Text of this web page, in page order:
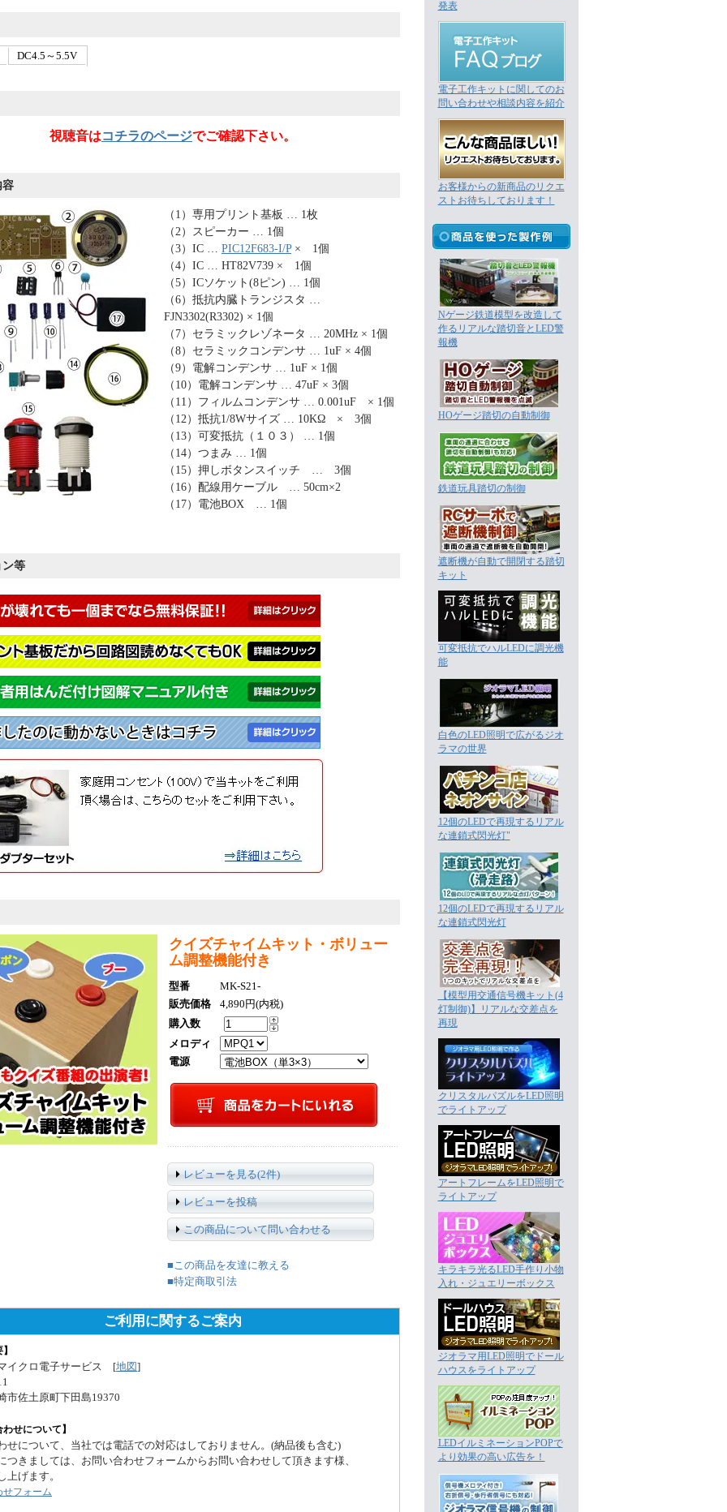
DC4.5～5.5V
視聴音はコチラのページでご確認下さい。
容
（1）専用プリント基板 … 1枚
（2）スピーカー … 1個
（3）IC … PIC12F683-I/P× 1個
（4）IC … HT82V739 × 1個
（5）ICソケット(8ピン) … 1個
（6）抵抗内臓トランジスタ …
FJN3302(R3302) × 1個
（7）セラミックレゾネータ … 20MHz × 1個
（8）セラミックコンデンサ … 1uF × 4個
（9）電解コンデンサ … 1uF × 1個
（10）電解コンデンサ … 47uF × 3個
（11）フィルムコンデンサ … 0.001uF × 1個
（12）抵抗1/8Wサイズ … 10KΩ × 3個
（13）可変抵抗（１０３） … 1個
（14）つまみ … 1個
（15）押しボタンスイッチ … 3個
（16）配線用ケーブル … 50cm×2
（17）電池BOX … 1個
ン等
クイズチャイムキット・ボリュー
ム調整機能付き
型番
MK-S21-
販売価格
4,890円(内税)
購入数
メロディ
電源
レビューを見る(2件)
レビューを投稿
この商品について問い合わせる
■この商品を友達に教える
■特定商取引法
ご利用に関するご案内
イクロ電子サービス [地図 ]
市佐土原町下田島19370
せについて】
せについて、当社では電話での対応はしておりません。(納品後も含む)
つきましては、お問い合わせフォームからお問い合わせして頂きます様、
上げます。
せフォーム
発表
電子工作キットに関してのお
問い合わせや相談内容を紹介
お客様からの新商品のリクエ
ストお待ちしております！
Nゲージ鉄道模型を改造して
作るリアルな踏切音とLED警
報機
HOゲージ踏切の自動制御
鉄道玩具踏切の制御
遮断機が自動で開閉する踏切
キット
可変抵抗でハルLEDに調光機
能
白色のLED照明で広がるジオ
ラマの世界
12個のLEDで再現するリアル
な連鎖式閃光灯"
12個のLEDで再現するリアル
な連鎖式閃光灯
【模型用交通信号機キット(4
灯制御)】リアルな交差点を
再現
クリスタルパズルをLED照明
でライトアップ
アートフレームをLED照明で
ライトアップ
キラキラ光るLED手作り小物
入れ・ジュエリーボックス
ジオラマ用LED照明でドール
ハウスをライトアップ
LEDイルミネーションPOPで
より効果の高い広告を！